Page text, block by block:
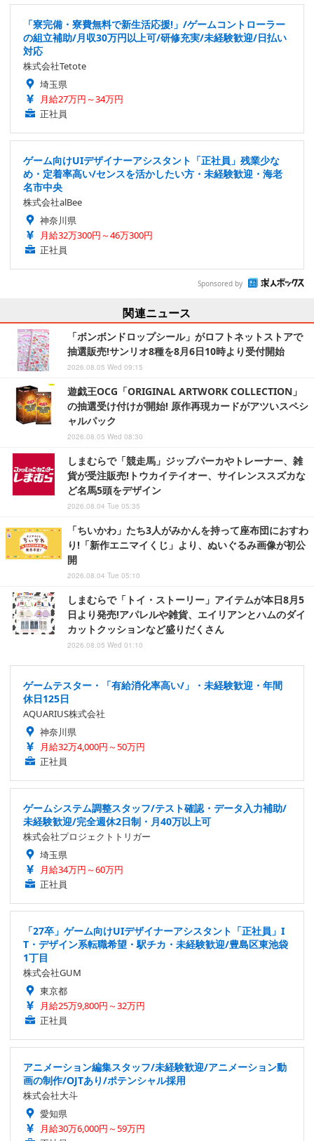
「寮完備・寮費無料で新生活応援!」/ゲームコントローラー
の組立補助/月収30万円以上可/研修充実/未経験歓迎/日払い
対応
株式会社Tetote
埼玉県
月給27万円～34万円
正社員
ゲーム向けUIデザイナーアシスタント「正社員」残業少な
め・定着率高い/センスを活かしたい方・未経験歓迎・海老
名市中央
株式会社alBee
神奈川県
月給32万300円～46万300円
正社員
Sponsored by
関連ニュース
「ボンボンドロップシール」がロフトネットストアで
抽選販売!サンリオ8種を8月6日10時より受付開始
2026.08.05 Wed 09:15
遊戯王OCG「ORIGINAL ARTWORK COLLECTION」
の抽選受け付けが開始! 原作再現カードがアツいスペシ
ャルパック
2026.08.05 Wed 08:30
しまむらで「競走馬」ジップパーカやトレーナー、雑
貨が受注販売!トウカイテイオー、サイレンススズカな
ど名馬5頭をデザイン
2026.08.04 Tue 05:35
「ちいかわ」たち3人がみかんを持って座布団におすわ
り!「新作エニマイくじ」より、ぬいぐるみ画像が初公
開
2026.08.04 Tue 05:10
しまむらで「トイ・ストーリー」アイテムが本日8月5
日より発売!アパレルや雑貨、エイリアンとハムのダイ
カットクッションなど盛りだくさん
2026.08.05 Wed 01:10
ゲームテスター・「有給消化率高い/」・未経験歓迎・年間
休日125日
AQUARIUS株式会社
神奈川県
月給32万4,000円～50万円
正社員
ゲームシステム調整スタッフ/テスト確認・データ入力補助/
未経験歓迎/完全週休2日制・月40万以上可
株式会社プロジェクトトリガー
埼玉県
月給34万円～60万円
正社員
「27卒」ゲーム向けUIデザイナーアシスタント「正社員」I
T・デザイン系転職希望・駅チカ・未経験歓迎/豊島区東池袋
1丁目
株式会社GUM
東京都
月給25万9,800円～32万円
正社員
アニメーション編集スタッフ/未経験歓迎/アニメーション動
画の制作/OJTあり/ポテンシャル採用
株式会社大斗
愛知県
月給30万6,000円～59万円